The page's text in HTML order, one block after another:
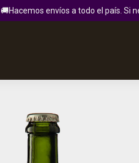
🚚Hacemos envíos a todo el país. Si